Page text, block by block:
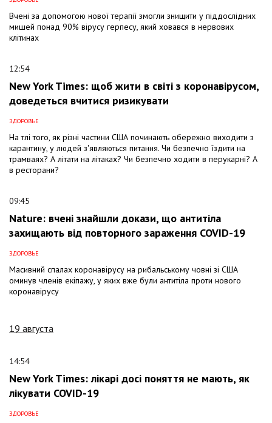
Вчені за допомогою нової терапії змогли знищити у піддослідних
мишей понад 90% вірусу герпесу, який ховався в нервових
клітинах
12:54
New York Times: щоб жити в світі з коронавірусом,
доведеться вчитися ризикувати
ЗДОРОВЬЕ
На тлі того, як різні частини США починають обережно виходити з
карантину, у людей з'являються питання. Чи безпечно їздити на
трамваях? А літати на літаках? Чи безпечно ходити в перукарні? А
в ресторани?
09:45
Nature: вчені знайшли докази, що антитіла
захищають від повторного зараження COVID-19
ЗДОРОВЬЕ
Масивний спалах коронавірусу на рибальському човні зі США
оминув членів екіпажу, у яких вже були антитіла проти нового
коронавірусу
19 августа
14:54
New York Times: лікарі досі поняття не мають, як
лікувати COVID-19
ЗДОРОВЬЕ